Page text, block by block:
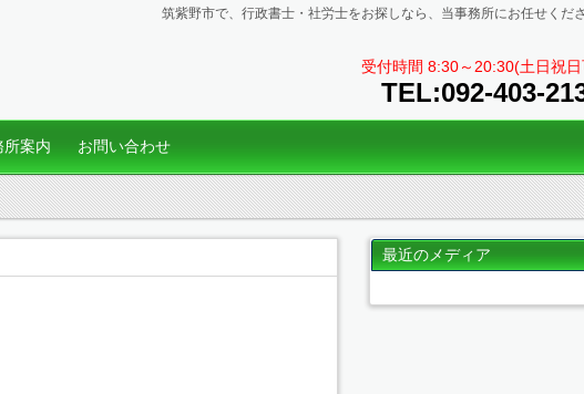
筑紫野市で、行政書士・社労士をお探しなら、当事務所にお任せくだ
受付時間 8:30～20:30(土日祝日
TEL:092-403-
所案内 お問い合わせ
最近のメディア